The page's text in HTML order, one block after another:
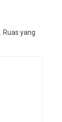
Ruas yang